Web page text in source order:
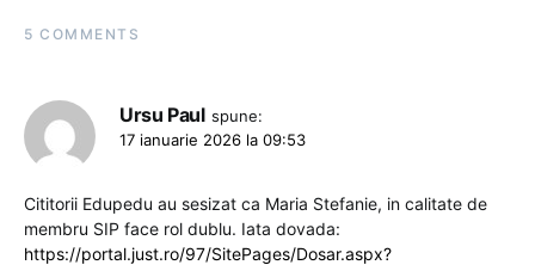
5 COMMENTS
Ursu Paul spune:
17 ianuarie 2026 la 09:53
Cititorii Edupedu au sesizat ca Maria Stefanie, in calitate de
membru SIP face rol dublu. Iata dovada:
https://portal.just.ro/97/SitePages/Dosar.aspx?